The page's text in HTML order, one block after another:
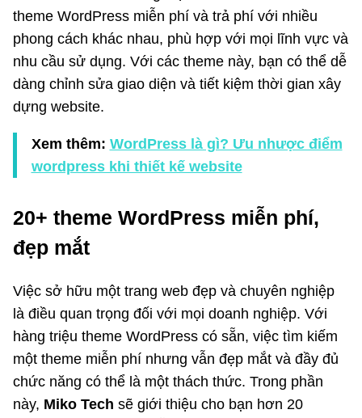
theme WordPress miễn phí và trả phí với nhiều
phong cách khác nhau, phù hợp với mọi lĩnh vực và
nhu cầu sử dụng. Với các theme này, bạn có thể dễ
dàng chỉnh sửa giao diện và tiết kiệm thời gian xây
dựng website.
Xem thêm: WordPress là gì? Ưu nhược điểm
wordpress khi thiết kế website
20+ theme WordPress miễn phí,
đẹp mắt
Việc sở hữu một trang web đẹp và chuyên nghiệp
là điều quan trọng đối với mọi doanh nghiệp. Với
hàng triệu theme WordPress có sẵn, việc tìm kiếm
một theme miễn phí nhưng vẫn đẹp mắt và đầy đủ
chức năng có thể là một thách thức. Trong phần
này, Miko Tech sẽ giới thiệu cho bạn hơn 20